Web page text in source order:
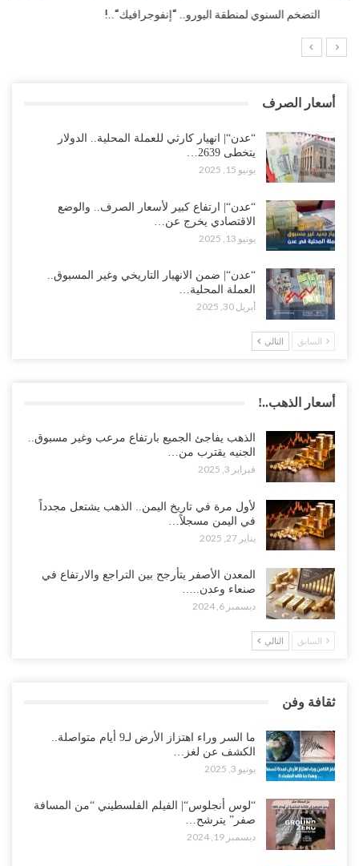
التضخم السنوي لمنطقة اليورو.. “إنفوجرافيك“..!
أسعار الصرف
“عدن“| انهيار كارثي للعملة المحلية.. الدولار
يتخطى 2639…
يونيو 15, 2025
“عدن“| ارتفاع كبير لأسعار الصرف.. والوضع
الاقتصادي يخرج عن…
يونيو 13, 2025
“عدن“| ضمن الانهيار التاريخي وغير المسبوق..
العملة المحلية…
أبريل 30, 2025
السابق التالي
أسعار الذهب..!
الذهب يفاجئ الجميع بارتفاع مرعب وغير مسبوق..
الجنيه يقترب من…
فبراير 3, 2025
لأول مرة في تاريخ اليمن.. الذهب يشتعل مجدداً
في اليمن مسجلاً…
يناير 27, 2025
المعدن الأصفر يتأرجح بين التراجع والارتفاع في
صنعاء وعدن..…
ديسمبر 6, 2024
السابق التالي
ثقافة وفن
ما السر وراء اهتزاز الأرض لـ9 أيام متواصلة..
الكشف عن لغز…
يونيو 3, 2025
“لوس أنجلوس“| الفيلم الفلسطيني “من المسافة
صفر” يترشح…
ديسمبر 19, 2024